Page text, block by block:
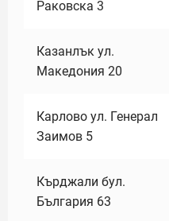
Раковска 3
Казанлък ул.
Македония 20
Карлово ул. Генерал
Заимов 5
Кърджали бул.
България 63